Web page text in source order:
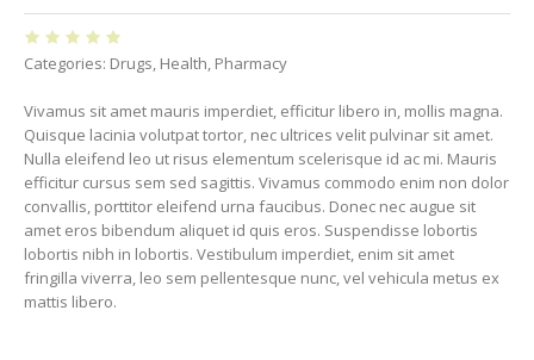
Categories: Drugs, Health, Pharmacy
Vivamus sit amet mauris imperdiet, efficitur libero in, mollis magna.
Quisque lacinia volutpat tortor, nec ultrices velit pulvinar sit amet.
Nulla eleifend leo ut risus elementum scelerisque id ac mi. Mauris
efficitur cursus sem sed sagittis. Vivamus commodo enim non dolor
convallis, porttitor eleifend urna faucibus. Donec nec augue sit
amet eros bibendum aliquet id quis eros. Suspendisse lobortis
lobortis nibh in lobortis. Vestibulum imperdiet, enim sit amet
fringilla viverra, leo sem pellentesque nunc, vel vehicula metus ex
mattis libero.